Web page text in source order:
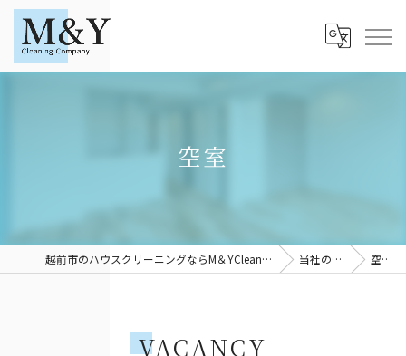
空室
越前市のハウスクリーニングならM＆YCleaningCompany 当社の特徴 空室
VACANCY